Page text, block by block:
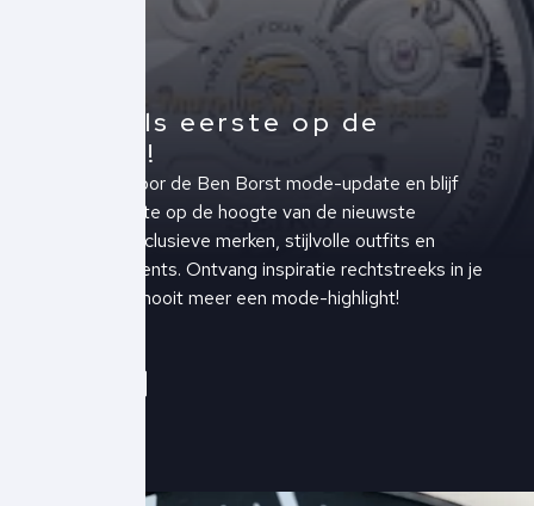
Altijd als eerste op de
hoogte!
Schrijf je in voor de Ben Borst mode-update en blijf
altijd als eerste op de hoogte van de nieuwste
collecties, exclusieve merken, stijlvolle outfits en
upcoming events. Ontvang inspiratie rechtstreeks in je
inbox en mis nooit meer een mode-highlight!